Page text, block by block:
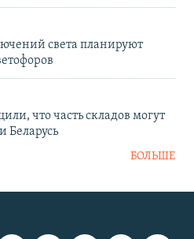
света планируют
что часть складов могут
Беларусь
БОЛЬШЕ